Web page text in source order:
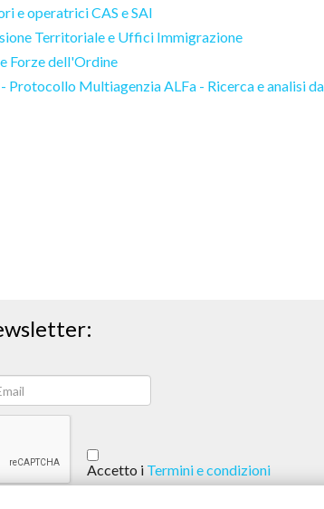
e operatrici CAS e SAI
Territoriale e Uffici Immigrazione
Forze dell'Ordine
- Protocollo MultiagenziaALFa - Ricerca e analisi
Accetto i Termini e condizioni